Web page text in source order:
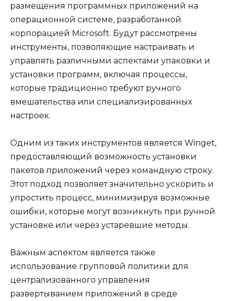
размещения программных приложений на
операционной системе, разработанной
корпорацией Microsoft. Будут рассмотрены
инструменты, позволяющие настраивать и
управлять различными аспектами упаковки и
установки программ, включая процессы,
которые традиционно требуют ручного
вмешательства или специализированных
настроек.
Одним из таких инструментов является Winget,
предоставляющий возможность установки
пакетов приложений через командную строку.
Этот подход позволяет значительно ускорить и
упростить процесс, минимизируя возможные
ошибки, которые могут возникнуть при ручной
установке или через устаревшие методы.
Важным аспектом является также
использование групповой политики для
централизованного управления
развертыванием приложений в среде